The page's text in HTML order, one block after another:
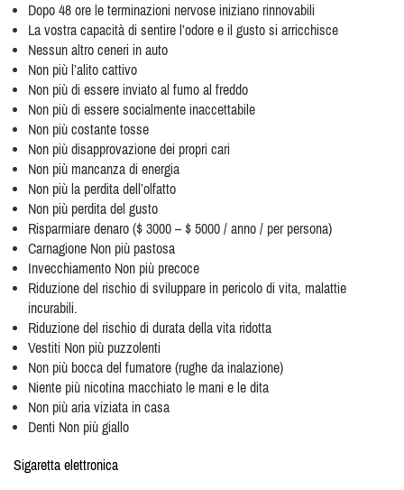
Dopo 48 ore le terminazioni nervose iniziano rinnovabili
La vostra capacità di sentire l’odore e il gusto si arricchisce
Nessun altro ceneri in auto
Non più l’alito cattivo
Non più di essere inviato al fumo al freddo
Non più di essere socialmente inaccettabile
Non più costante tosse
Non più disapprovazione dei propri cari
Non più mancanza di energia
Non più la perdita dell’olfatto
Non più perdita del gusto
Risparmiare denaro ($ 3000 – $ 5000 / anno / per persona)
Carnagione Non più pastosa
Invecchiamento Non più precoce
Riduzione del rischio di sviluppare in pericolo di vita, malattie
incurabili.
Riduzione del rischio di durata della vita ridotta
Vestiti Non più puzzolenti
Non più bocca del fumatore (rughe da inalazione)
Niente più nicotina macchiato le mani e le dita
Non più aria viziata in casa
Denti Non più giallo
Sigaretta elettronica